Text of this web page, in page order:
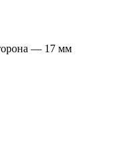
— 17 мм